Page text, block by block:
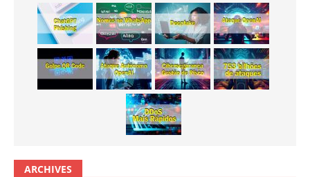
ARCHIVES